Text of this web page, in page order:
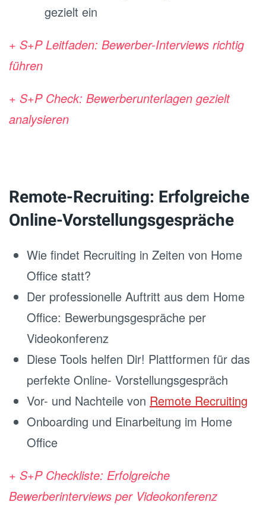
gezielt ein
+ S+P Leitfaden: Bewerber-Interviews richtig
führen
+ S+P Check: Bewerberunterlagen gezielt
analysieren
Remote-Recruiting: Erfolgreiche
Online-Vorstellungsgespräche
Wie findet Recruiting in Zeiten von Home
Office statt?
Der professionelle Auftritt aus dem Home
Office: Bewerbungsgespräche per
Videokonferenz
Diese Tools helfen Dir! Plattformen für das
perfekte Online- Vorstellungsgespräch
Vor- und Nachteile von Remote Recruiting
Onboarding und Einarbeitung im Home
Office
+ S+P Checkliste: Erfolgreiche
Bewerberinterviews per Videokonferenz